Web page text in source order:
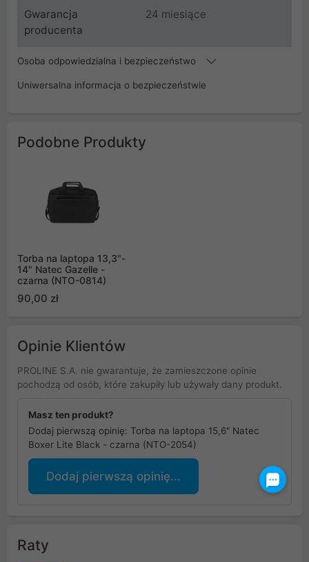
Gwarancja
producenta
24 miesiące
Osoba odpowiedzialna i bezpieczeństwo
Uniwersalna informacja o bezpieczeństwie
Podobne Produkty
Torba na laptopa 13,3"-
14" Natec Gazelle -
czarna (NTO-0814)
90,00 zł
Opinie Klientów
PROLINE S.A. nie gwarantuje, że zamieszczone opinie
pochodzą od osób, które zakupiły lub używały dany produkt.
Masz ten produkt?
Dodaj pierwszą opinię: Torba na laptopa 15,6" Natec
Boxer Lite Black - czarna (NTO-2054)
Dodaj pierwszą opinię...
Raty